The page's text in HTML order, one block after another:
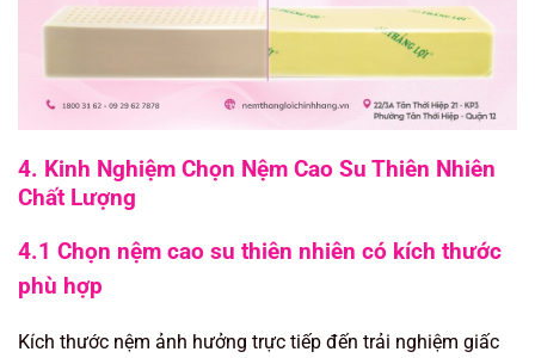
4. Kinh Nghiệm Chọn Nệm Cao Su Thiên Nhiên
Chất Lượng
4.1 Chọn nệm cao su thiên nhiên có kích thước
phù hợp
Kích thước nệm ảnh hưởng trực tiếp đến trải nghiệm giấc